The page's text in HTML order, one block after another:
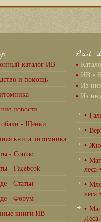
каталог ИВ
и помощь
новости
- Щенки
книга питомника
- Contact
- Facebook
- Статьи
- Форум
книги ИВ
Last
•
• ИВ в
• Из
• Из
•
•
•
•
леса
•
леса
•
Леса